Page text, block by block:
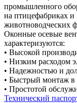
промышленного
на птицефабриках и
животноводческих
Оконные осевые
характеризуются:
• Высокой
• Низким расходом
• Надежностью и
• Быстрый монтаж
• Простотой
Технический